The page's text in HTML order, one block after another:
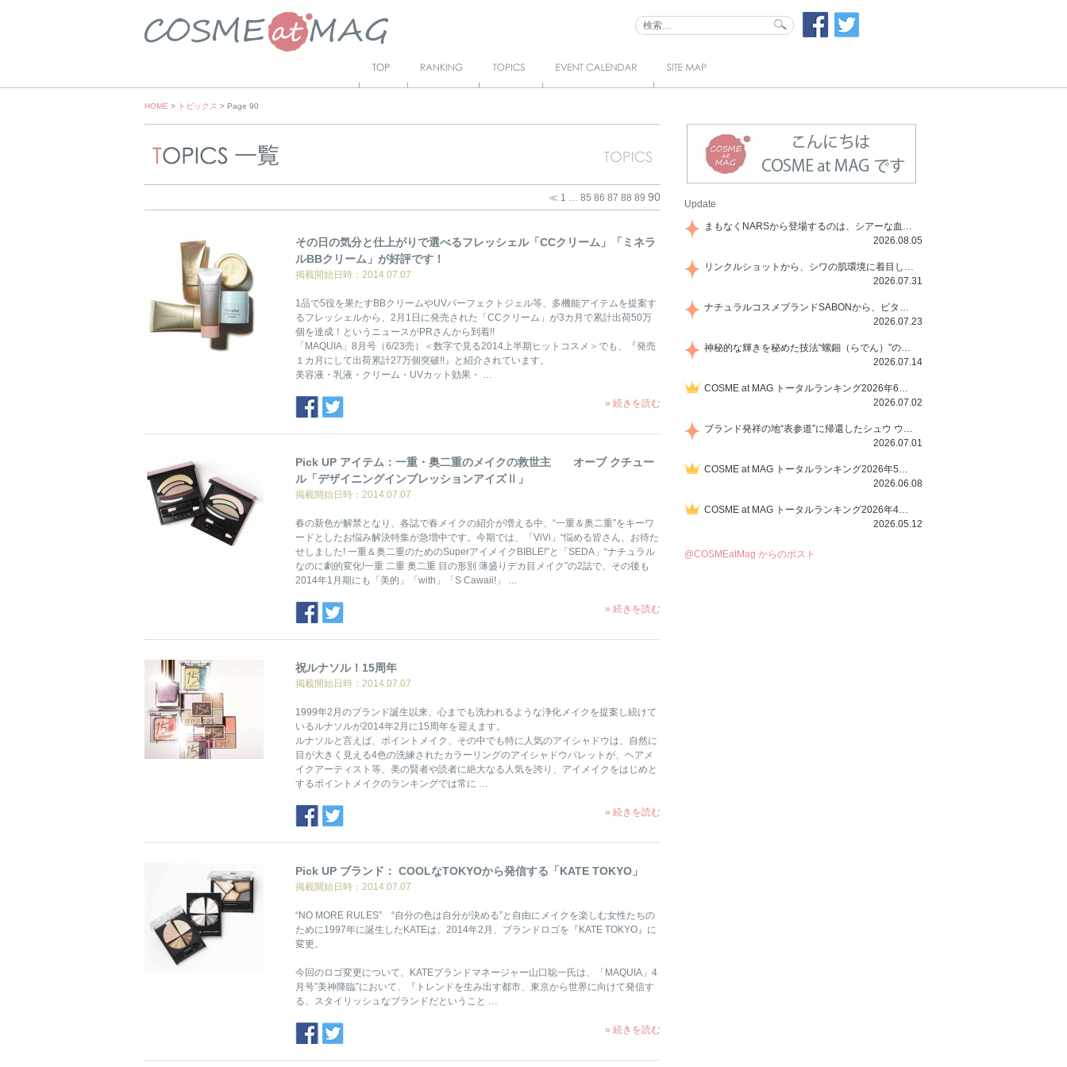
ップ
Skip
HOME > トピックス > Page 90
≪ 1 … 85 86 87 88 89 90
その日の気分と仕上がりで選べるフレッシェル「CCクリーム」「ミネラ
ルBBクリーム」が好評です！
掲載開始日時：2014.07.07
1品で5役を果たすBBクリームやUVパーフェクトジェル等、多機能アイテムを提案す
るフレッシェルから、2月1日に発売された「CCクリーム」が3カ月で累計出荷50万
個を達成！というニュースがPRさんから到着!!
「MAQUIA」8月号（6/23売）＜数字で見る2014上半期ヒットコスメ＞でも、『発売
１カ月にして出荷累計27万個突破!!』と紹介されています。
美容液・乳液・クリーム・UVカット効果・ …
» 続きを読む
Pick UP アイテム：一重・奥二重のメイクの救世主 オーブ クチュー
ル「デザイニングインプレッションアイズⅡ」
掲載開始日時：2014.07.07
春の新色が解禁となり、各誌で春メイクの紹介が増える中、“一重＆奥二重”をキーワ
ードとしたお悩み解決特集が急増中です。今期では、「ViVi」“悩める皆さん、お待た
せしました! 一重＆奥二重のためのSuperアイメイクBIBLE!”と「SEDA」“ナチュラル
なのに劇的変化!一重 二重 奥二重 目の形別 薄盛りデカ目メイク”の2誌で、その後も
2014年1月期にも「美的」「with」「S Cawaii!」 …
» 続きを読む
祝ルナソル！15周年
掲載開始日時：2014.07.07
1999年2月のブランド誕生以来、心までも洗われるような浄化メイクを提案し続けて
いるルナソルが2014年2月に15周年を迎えます。
ルナソルと言えば、ポイントメイク、その中でも特に人気のアイシャドウは、自然に
目が大きく見える4色の洗練されたカラーリングのアイシャドウパレットが、ヘアメ
イクアーティスト等、美の賢者や読者に絶大なる人気を誇り、アイメイクをはじめと
するポイントメイクのランキングでは常に …
» 続きを読む
Pick UP ブランド： COOLなTOKYOから発信する「KATE TOKYO」
掲載開始日時：2014.07.07
“NO MORE RULES” “自分の色は自分が決める”と自由にメイクを楽しむ女性たちの
ために1997年に誕生したKATEは、2014年2月、ブランドロゴを『KATE TOKYO』に
変更。
今回のロゴ変更について、KATEブランドマネージャー山口聡一氏は、「MAQUIA」4
月号”美神降臨”において、『トレンドを生み出す都市、東京から世界に向けて発信す
る、スタイリッシュなブランドだということ …
» 続きを読む
Update
まもなくNARSから登場するのは、シアーな血色感と高揚感が魅力の新作リキッドブラッシュ「インセイシャブル リキッドブラッシュ」と、ゴールデンアワーに染まる空にインスピレーションを得た「アフターグロー リップシャイン」の新色！夏をハックして！
2026.08.05
リンクルショットから、シワの肌環境に着目した初のローションとナイトクリームが登場！デイリーケアで、シワ特有の肌環境を改善し、シワが目立たない肌へと導きます。
2026.07.31
ナチュラルコスメブランドSABONから、ビタミンC配合のビタミンスムージーマスク「ラディアンスマスク」と、ペパーミントにオーガニックハーブを凝縮したジェルの涼感トリートメント美容液「スカルプセラム リフレッシング」が登場！日々のデイリーケアで、過酷な猛暑で疲れた肌や頭皮をサポート、心地よくリフレッシュし、優しく肌を整えます。
2026.07.23
神秘的な輝きを秘めた技法“螺鈿（らでん）”の多彩で多様な煌めきに着想を得たSUQQUの2026 秋 カラーコレクションから登場するのは、艶然と輝くアイシャドウや偏光パールを配したフェイスカラー、繊細なパールの煌めくネイル、そしてそれらを際立てる“朧げな艶”を秘めた新リクイドリップ「ブラー リクイド リップ」。強さを秘めたまろやかな洗練の表情に。
2026.07.14
COSME at MAG トータルランキング2026年6月号
2026.07.02
ブランド発祥の地“表参道”に帰還したシュウ ウエムラから、“骨格美“を叶えるクレヨンタイプのフェイスカラー「スカルプト クレヨン」と、ブランド初のリノベーションで進化した名品アイブロウ「ハード フォーミュラ ハード 10」が登場！
2026.07.01
COSME at MAG トータルランキング2026年5月号
2026.06.08
COSME at MAG トータルランキング2026年4月号
2026.05.12
@COSMEatMag からのポスト